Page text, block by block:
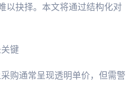
以抉择。本文将通过结构化对
键
购通常呈现透明单价，但需警